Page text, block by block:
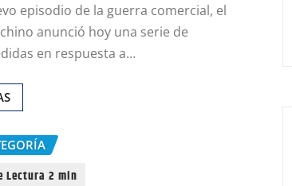
episodio de la guerra comercial, el
anunció hoy una serie de
en respuesta a…